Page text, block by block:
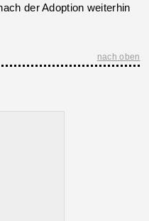
der Adoption weiterhin
nach oben